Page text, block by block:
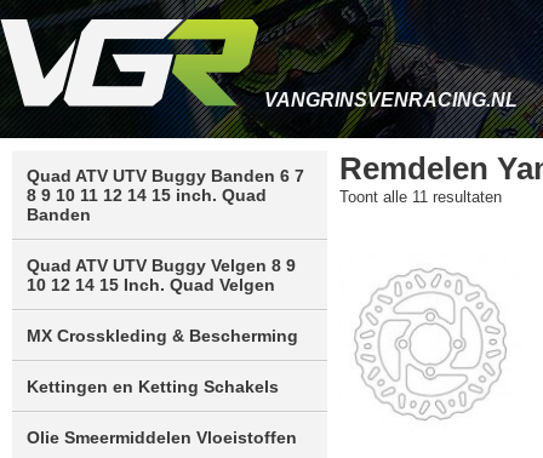
VANGRINSVENRACING.NL
Quad ATV UTV Buggy Banden 6 7
8 9 10 11 12 14 15 inch. Quad
Banden
Quad ATV UTV Buggy Velgen 8 9
10 12 14 15 Inch. Quad Velgen
MX Crosskleding & Bescherming
Kettingen en Ketting Schakels
Olie Smeermiddelen Vloeistoffen
Remdelen
Toont alle 11 resultaten